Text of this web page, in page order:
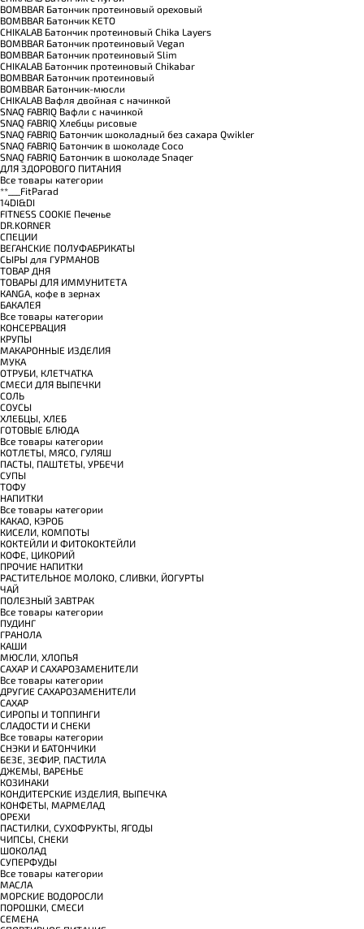
BOMBBAR Батончик протеиновый ореховый
BOMBBAR Батончик KETO
CHIKALAB Батончик протеиновый Chika Layers
BOMBBAR Батончик протеиновый Vegan
BOMBBAR Батончик протеиновый Slim
CHIKALAB Батончик протеиновый Chikabar
BOMBBAR Батончик протеиновый
BOMBBAR Батончик-мюсли
CHIKALAB Вафля двойная с начинкой
SNAQ FABRIQ Вафли с начинкой
SNAQ FABRIQ Хлебцы рисовые
SNAQ FABRIQ Батончик шоколадный без сахара Qwikler
SNAQ FABRIQ Батончик в шоколаде Coco
SNAQ FABRIQ Батончик в шоколаде Snaqer
ДЛЯ ЗДОРОВОГО ПИТАНИЯ
Все товары категории
**___FitParad
14DI&DI
FITNESS COOKIE Печенье
DR.KORNER
СПЕЦИИ
ВЕГАНСКИЕ ПОЛУФАБРИКАТЫ
СЫРЫ для ГУРМАНОВ
TОВАР ДНЯ
TОВАРЫ ДЛЯ ИММУНИТЕТА
КANGA, кофе в зернах
БАКАЛЕЯ
Все товары категории
КОНСЕРВАЦИЯ
КРУПЫ
МАКАРОННЫЕ ИЗДЕЛИЯ
МУКА
ОТРУБИ, КЛЕТЧАТКА
СМЕСИ ДЛЯ ВЫПЕЧКИ
СОЛЬ
СОУСЫ
ХЛЕБЦЫ, ХЛЕБ
ГОТОВЫЕ БЛЮДА
Все товары категории
КОТЛЕТЫ, МЯСО, ГУЛЯШ
ПАСТЫ, ПАШТЕТЫ, УРБЕЧИ
СУПЫ
ТОФУ
НАПИТКИ
Все товары категории
КАКАО, КЭРОБ
КИСЕЛИ, КОМПОТЫ
КОКТЕЙЛИ И ФИТОКОКТЕЙЛИ
КОФЕ, ЦИКОРИЙ
ПРОЧИЕ НАПИТКИ
РАСТИТЕЛЬНОЕ МОЛОКО, СЛИВКИ, ЙОГУРТЫ
ЧАЙ
ПОЛЕЗНЫЙ ЗАВТРАК
Все товары категории
ПУДИНГ
ГРАНОЛА
КАШИ
МЮСЛИ, ХЛОПЬЯ
САХАР И САХАРОЗАМЕНИТЕЛИ
Все товары категории
ДРУГИЕ САХАРОЗАМЕНИТЕЛИ
САХАР
СИРОПЫ И ТОППИНГИ
СЛАДОСТИ И СНЕКИ
Все товары категории
СНЭКИ И БАТОНЧИКИ
БЕЗЕ, ЗЕФИР, ПАСТИЛА
ДЖЕМЫ, ВАРЕНЬЕ
КОЗИНАКИ
КОНДИТЕРСКИЕ ИЗДЕЛИЯ, ВЫПЕЧКА
КОНФЕТЫ, МАРМЕЛАД
ОРЕХИ
ПАСТИЛКИ, СУХОФРУКТЫ, ЯГОДЫ
ЧИПСЫ, СНЕКИ
ШОКОЛАД
СУПЕРФУДЫ
Все товары категории
МАСЛА
МОРСКИЕ ВОДОРОСЛИ
ПОРОШКИ, СМЕСИ
СЕМЕНА